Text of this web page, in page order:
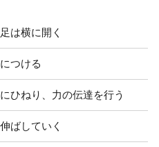
は横に開く
つける
ひねり、力の伝達を行う
ばしていく